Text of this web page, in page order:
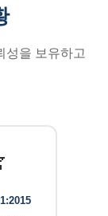
성을 보유하고